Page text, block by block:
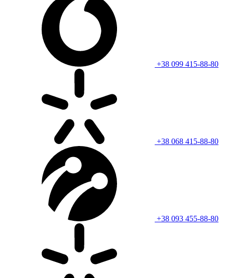
+38 099 415-88-80
+38 068 415-88-80
+38 093 455-88-80